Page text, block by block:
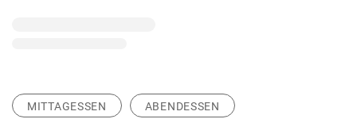
MITTAGESSEN ABENDESSEN